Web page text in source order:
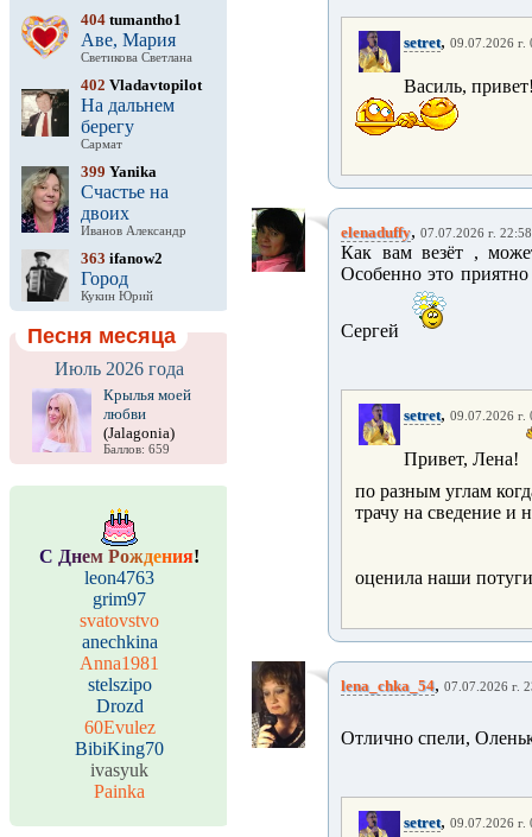
404 tumantho1
Аве, Мария
Светикова Светлана
402 Vladavtopilot
На дальнем
берегу
Сармат
399 Yanika
Счастье на
двоих
Иванов Александр
363 ifanow2
Город
Кукин Юрий
Песня месяца
Июль 2026 года
Крылья моей
любви
(Jalagonia)
Баллов: 659
С Днем Рождения!
leon4763
grim97
svatovstvo
anechkina
Anna1981
stelszipo
Drozd
60Evulez
BibiKing70
ivasyuk
Painka
setret, 09.07.2026 г.
Василь,
elenaduffy, 07.07.2026 г. 22:58
Как вам везёт ,
Особенно это
Сергей
setret, 09.07.2026 г.
Привет, Лена!
по разным углам
трачу на сведение и
оценила наши
lena_chka_54, 07.07.2026 г.
Отлично спели,
setret, 09.07.2026 г.